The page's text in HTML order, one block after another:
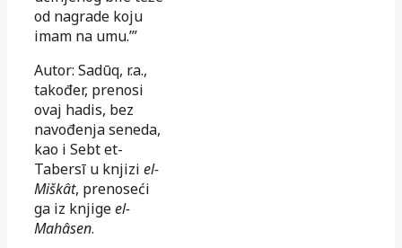
od nagrade koju
imam na umu.’”
Autor: Sadūq, r.a.,
također, prenosi
ovaj hadis, bez
navođenja se­ne­da,
kao i Sebt et-
Tabersī u knjizi el-
Miškât, prenoseći
ga iz knji­geel-
Mahâsen.